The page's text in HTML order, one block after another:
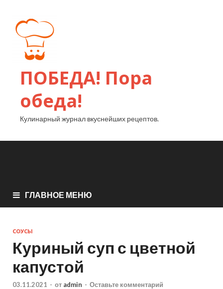
ПОБЕДА! Пора
обеда!
Кулинарный журнал вкуснейших рецептов.
ГЛАВНОЕ МЕНЮ
СОУСЫ
Куриный суп с цветной
капустой
03.11.2021 - от admin - Оставьте комментарий